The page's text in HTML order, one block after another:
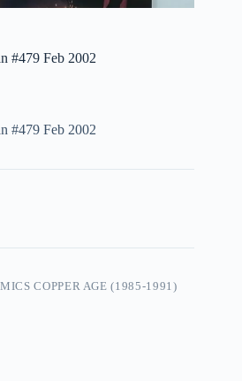
#479 Feb 2002
#479 Feb 2002
COPPER AGE (1985-1991)